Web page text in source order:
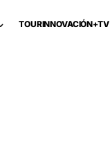
TOURINNOVACIÓN+TV